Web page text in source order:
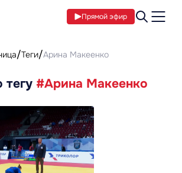
Прямой эфир
Теги Арина Макеенко
тегу #Арина Макеенко